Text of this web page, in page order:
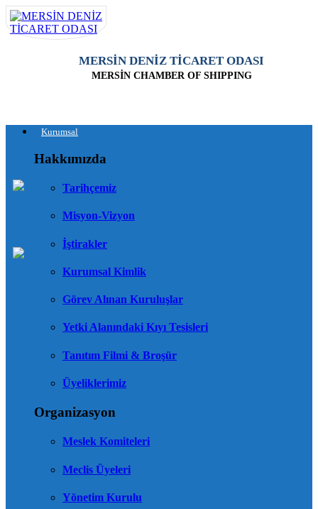
MERSİN DENİZ TİCARET ODASI
MERSİN CHAMBER OF SHIPPING
Kurumsal
Hakkımızda
Tarihçemiz
Misyon-Vizyon
İştirakler
Kurumsal Kimlik
Görev Alınan Kuruluşlar
Yetki Alanındaki Kıyı Tesisleri
Tanıtım Filmi & Broşür
Üyeliklerimiz
Organizasyon
Meslek Komiteleri
Meclis Üyeleri
Yönetim Kurulu